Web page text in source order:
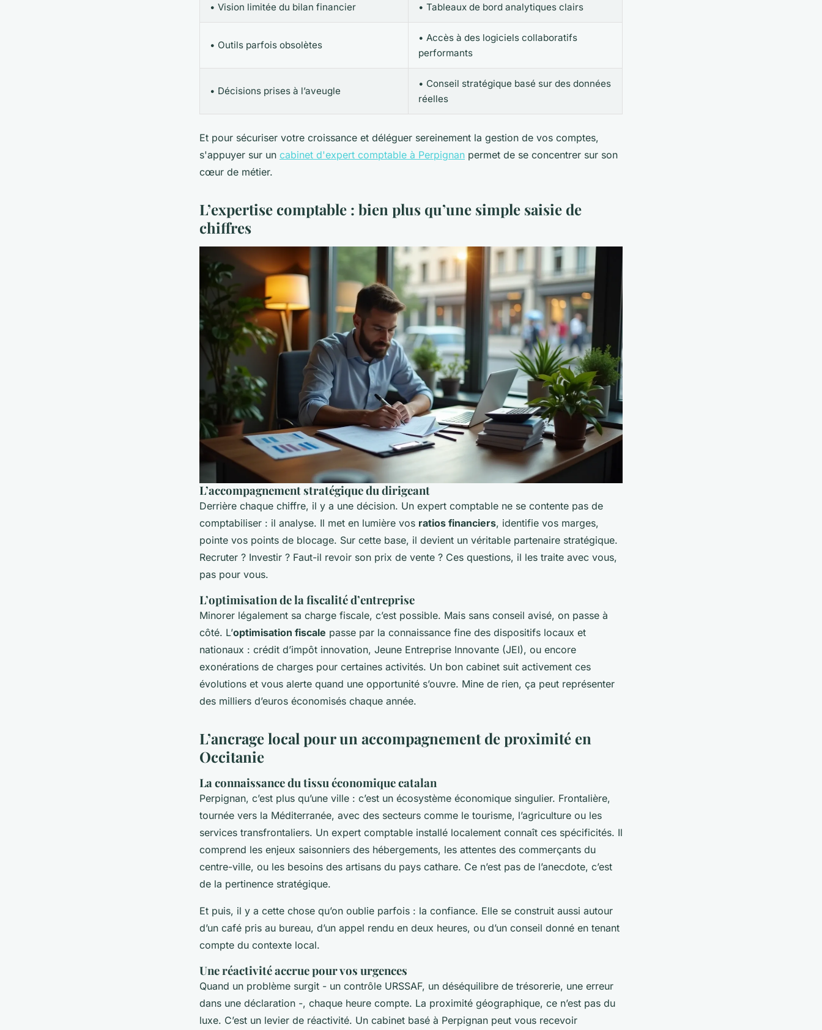
• Vision limitée du bilan financier • Tableaux de bord analytiques clairs
• Outils parfois obsolètes
• Accès à des logiciels collaboratifs
performants
• Décisions prises à l’aveugle
• Conseil stratégique basé sur des données
réelles
Et pour sécuriser votre croissance et déléguer sereinement la gestion de vos comptes,
s'appuyer sur un cabinet d'expert comptable à Perpignan permet de se concentrer sur son
cœur de métier.
L’expertise comptable : bien plus qu’une simple saisie de
chiffres
L’accompagnement stratégique du dirigeant
Derrière chaque chiffre, il y a une décision. Un expert comptable ne se contente pas de
comptabiliser : il analyse. Il met en lumière vos ratios financiers, identifie vos marges,
pointe vos points de blocage. Sur cette base, il devient un véritable partenaire stratégique.
Recruter ? Investir ? Faut-il revoir son prix de vente ? Ces questions, il les traite avec vous,
pas pour vous.
L’optimisation de la fiscalité d’entreprise
Minorer légalement sa charge fiscale, c’est possible. Mais sans conseil avisé, on passe à
côté. L’optimisation fiscale passe par la connaissance fine des dispositifs locaux et
nationaux : crédit d’impôt innovation, Jeune Entreprise Innovante (JEI), ou encore
exonérations de charges pour certaines activités. Un bon cabinet suit activement ces
évolutions et vous alerte quand une opportunité s’ouvre. Mine de rien, ça peut représenter
des milliers d’euros économisés chaque année.
L’ancrage local pour un accompagnement de proximité en
Occitanie
La connaissance du tissu économique catalan
Perpignan, c’est plus qu’une ville : c’est un écosystème économique singulier. Frontalière,
tournée vers la Méditerranée, avec des secteurs comme le tourisme, l’agriculture ou les
services transfrontaliers. Un expert comptable installé localement connaît ces spécificités. Il
comprend les enjeux saisonniers des hébergements, les attentes des commerçants du
centre-ville, ou les besoins des artisans du pays cathare. Ce n’est pas de l’anecdote, c’est
de la pertinence stratégique.
Et puis, il y a cette chose qu’on oublie parfois : la confiance. Elle se construit aussi autour
d’un café pris au bureau, d’un appel rendu en deux heures, ou d’un conseil donné en tenant
compte du contexte local.
Une réactivité accrue pour vos urgences
Quand un problème surgit - un contrôle URSSAF, un déséquilibre de trésorerie, une erreur
dans une déclaration -, chaque heure compte. La proximité géographique, ce n’est pas du
luxe. C’est un levier de réactivité. Un cabinet basé à Perpignan peut vous recevoir